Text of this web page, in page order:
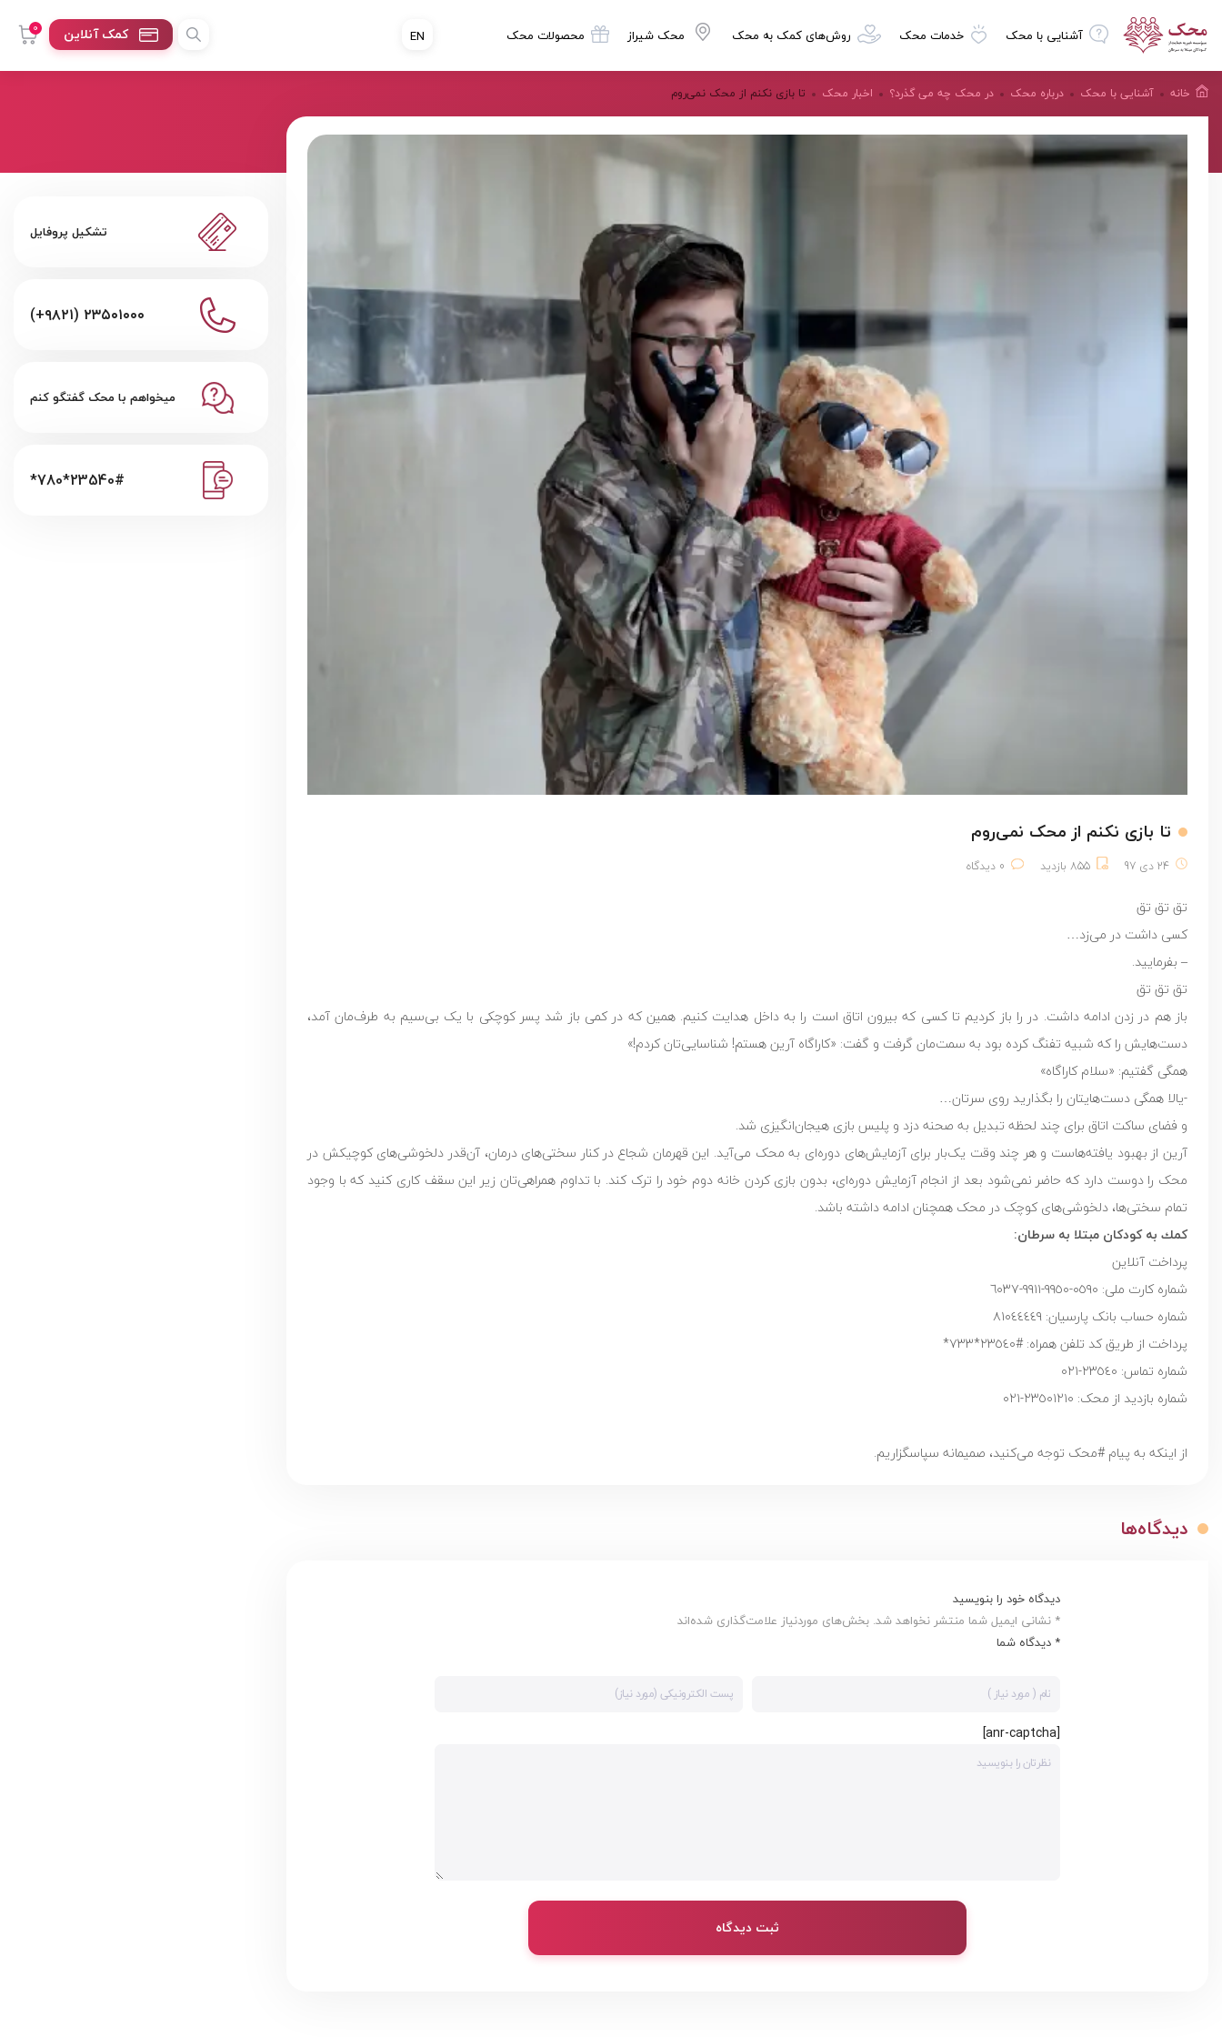
آشنایی با محک خدمات محک روش‌های کمک به محک محک شیراز محصولات محک 0 کمک آنلاین EN
خانه آشنایی با محک درباره محک در محک چه می گذرد؟ اخبار محک تا بازی نکنم از محک نمی‌روم
تا بازی نکنم از محک نمی‌روم
24 دی 97 855 بازدید 0 دیدگاه
تق تق تق
کسی داشت در می‌زد…
– بفرمایید.
تق تق تق
باز هم در زدن ادامه داشت. در را باز کردیم تا کسی که بیرون اتاق است را به داخل هدایت کنیم. همین که در کمی باز شد پسر کوچکی با یک بی‌سیم به طرف‌مان آمد،
دست‌هایش را که شبیه تفنگ کرده بود به سمت‌مان گرفت و گفت: «کاراگاه آرین هستم! شناسایی‌تان کردم!»
همگی گفتیم: «سلام کاراگاه»
-یالا همگی دست‌هایتان را بگذارید روی سرتان…
و فضای ساکت اتاق برای چند لحظه تبدیل به صحنه دزد و پلیس بازی هیجان‌انگیزی شد.
آرین از بهبود یافته‌هاست و هر چند وقت یک‌بار برای آزمایش‌های دوره‌ای به محک می‌آید. این قهرمان شجاع در کنار سختی‌های درمان، آن‌قدر دلخوشی‌های کوچیکش در
محک را دوست دارد که حاضر نمی‌شود بعد از انجام آزمایش دوره‌ای، بدون بازی کردن خانه دوم خود را ترک کند. با تداوم همراهی‌تان زیر این سقف کاری کنید که با وجود
تمام سختی‌ها، دلخوشی‌های کوچک در محک همچنان ادامه داشته باشد.
كمك به كودكان مبتلا به سرطان:
پرداخت آنلاین
شماره کارت ملی: ٠٥٩٠-٩٩٥٠-٩٩١١-٦٠٣٧
شماره حساب بانک پارسيان: ٨١٠٤٤٤٤٩
پرداخت از طریق کد تلفن همراه: #٢٣٥٤٠*٧٣٣*
شماره تماس: ٢٣٥٤٠-٠٢١
شماره بازدید از محک: ٢٣٥٠١٢١٠-٠٢١
از اینکه به پیام #محک توجه می‌کنید، صمیمانه سپاسگزاریم.
دیدگاه‌ها
دیدگاه خود را بنویسید
* نشانی ایمیل شما منتشر نخواهد شد. بخش‌های موردنیاز علامت‌گذاری شده‌اند
* دیدگاه شما
[anr-captcha]
ثبت دیدگاه
تشکیل پروفایل
(+۹۸۲۱) ۲۳۵۰۱۰۰۰
میخواهم با محک گفتگو کنم
*780*23540#